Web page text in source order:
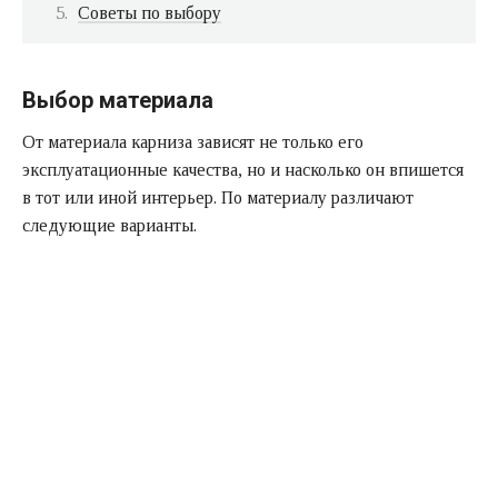
Советы по выбору
Выбор материала
От материала карниза зависят не только его
эксплуатационные качества, но и насколько он впишется
в тот или иной интерьер. По материалу различают
следующие варианты.